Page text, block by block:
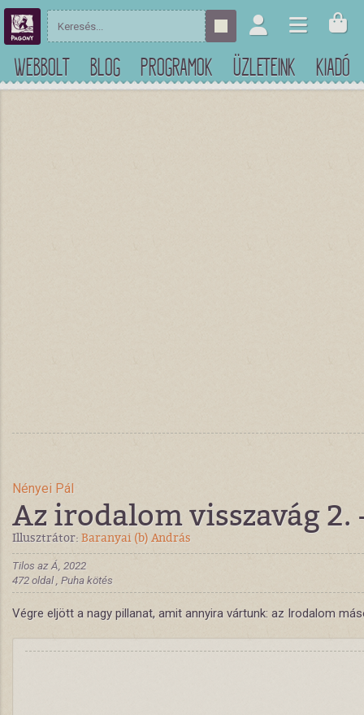
WEBBOLT BLOG PROGRAMOK ÜZLETEINK KIADÓ
Nényei Pál
Az irodalom visszavág
Illusztrátor: Baranyai (b) András
Tilos az Á, 2022
472 oldal , Puha kötés
Végre eljött a nagy pillanat, amit annyira vártunk: az Irodalom